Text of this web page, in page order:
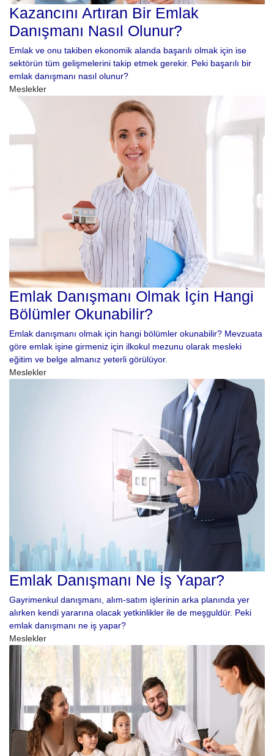
Kazancını Artıran Bir Emlak
Danışmanı Nasıl Olunur?
Emlak ve onu takiben ekonomik alanda başarılı olmak için ise
sektörün tüm gelişmelerini takip etmek gerekir. Peki başarılı bir
emlak danışmanı nasıl olunur?
Meslekler
Emlak Danışmanı Olmak İçin Hangi
Bölümler Okunabilir?
Emlak danışmanı olmak için hangi bölümler okunabilir? Mevzuata
göre emlak işine girmeniz için ilkokul mezunu olarak mesleki
eğitim ve belge almanız yeterli görülüyor.
Meslekler
Emlak Danışmanı Ne İş Yapar?
Gayrimenkul danışmanı, alım-satım işlerinin arka planında yer
alırken kendi yararına olacak yetkinlikler ile de meşguldür. Peki
emlak danışmanı ne iş yapar?
Meslekler